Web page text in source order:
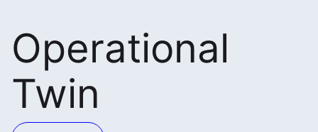
Operational
Twin